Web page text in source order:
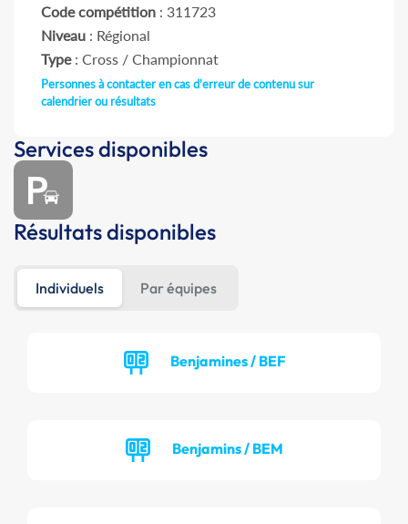
Code compétition : 311723
Niveau : Régional
Type: Cross / Championnat
Personnes à contacter en cas d'erreur de contenu sur
calendrier ou résultats
Services disponibles
Résultats disponibles
Individuels Par équipes
Benjamines / BEF
Benjamins / BEM